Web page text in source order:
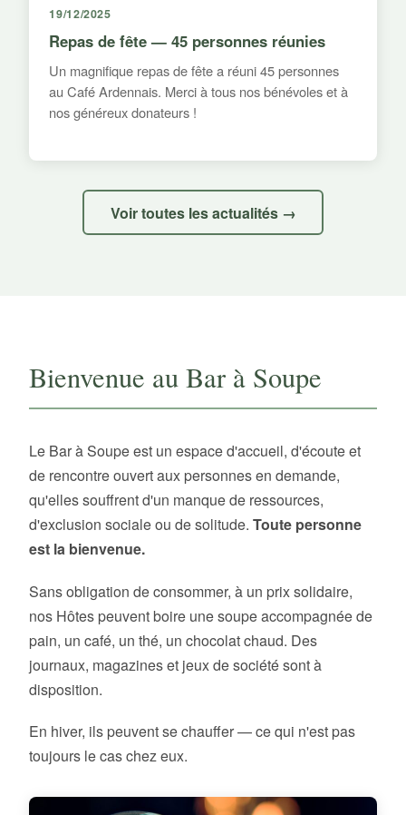
19/12/2025
Repas de fête — 45 personnes réunies
Un magnifique repas de fête a réuni 45 personnes
au Café Ardennais. Merci à tous nos bénévoles et à
nos généreux donateurs !
Voir toutes les actualités →
Bienvenue au Bar à Soupe
Le Bar à Soupe est un espace d'accueil, d'écoute et
de rencontre ouvert aux personnes en demande,
qu'elles souffrent d'un manque de ressources,
d'exclusion sociale ou de solitude. Toute personne
est la bienvenue.
Sans obligation de consommer, à un prix solidaire,
nos Hôtes peuvent boire une soupe accompagnée de
pain, un café, un thé, un chocolat chaud. Des
journaux, magazines et jeux de société sont à
disposition.
En hiver, ils peuvent se chauffer — ce qui n'est pas
toujours le cas chez eux.